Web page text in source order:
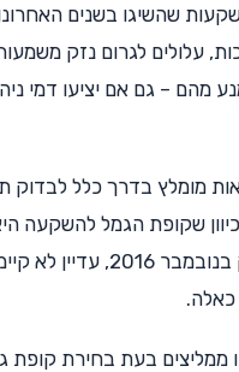
שהשיגו בשנים
עלולים לגרום נזק
מהם – גם אם יציעו דמי
מומלץ בדרך כלל לבדוק
שקופת הגמל להשקעה
יחסית, שהושק רק בנובמבר
כאלה.
ממליצים בעת בחירת